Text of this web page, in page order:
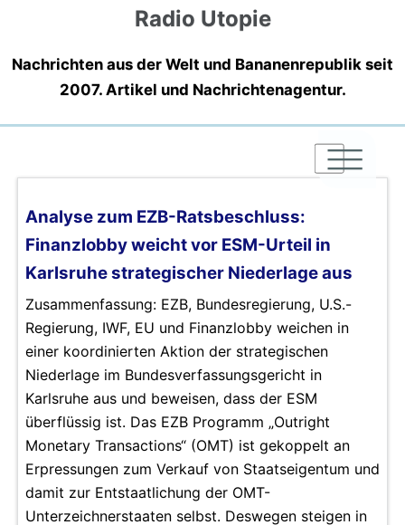
Radio Utopie
Nachrichten aus der Welt und Bananenrepublik seit
2007. Artikel und Nachrichtenagentur.
|
|
|
Analyse zum EZB-Ratsbeschluss:
Finanzlobby weicht vor ESM-Urteil in
Karlsruhe strategischer Niederlage aus
Zusammenfassung: EZB, Bundesregierung, U.S.-
Regierung, IWF, EU und Finanzlobby weichen in
einer koordinierten Aktion der strategischen
Niederlage im Bundesverfassungsgericht in
Karlsruhe aus und beweisen, dass der ESM
überflüssig ist. Das EZB Programm „Outright
Monetary Transactions“ (OMT) ist gekoppelt an
Erpressungen zum Verkauf von Staatseigentum und
damit zur Entstaatlichung der OMT-
Unterzeichnerstaaten selbst. Deswegen steigen in